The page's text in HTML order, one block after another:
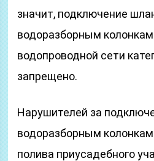
значит, подключение
водоразборным
водопроводной сети
запрещено.
Нарушителей за
водоразборным
полива приусадебного